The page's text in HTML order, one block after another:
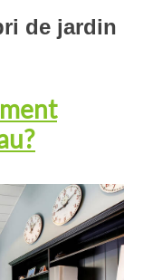
de jardin